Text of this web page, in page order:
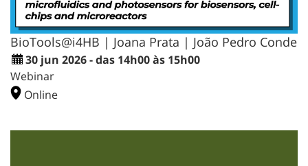
BioTools@i4HB | Joana Prata | João Pedro Conde
30 jun 2026 - das 14h00 às 15h00
Webinar
Online